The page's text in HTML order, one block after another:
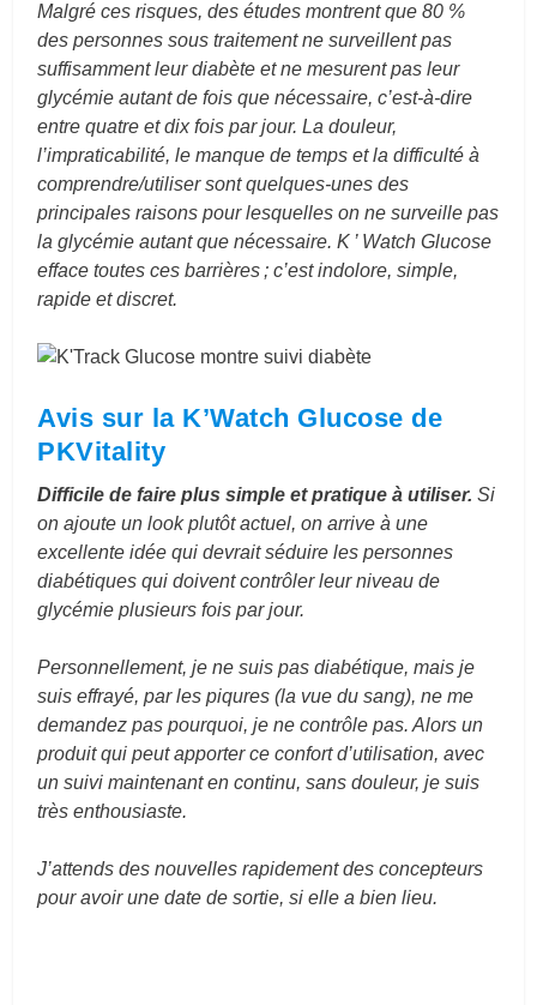
Malgré ces risques, des études montrent que 80 %
des personnes sous traitement ne surveillent pas
suffisamment leur diabète et ne mesurent pas leur
glycémie autant de fois que nécessaire, c’est-à-dire
entre quatre et dix fois par jour. La douleur,
l’impraticabilité, le manque de temps et la difficulté à
comprendre/utiliser sont quelques-unes des
principales raisons pour lesquelles on ne surveille pas
la glycémie autant que nécessaire. K ’ Watch Glucose
efface toutes ces barrières ; c’est indolore, simple,
rapide et discret.
Avis sur la K’Watch Glucose de
PKVitality
Difficile de faire plus simple et pratique à utiliser. Si
on ajoute un look plutôt actuel, on arrive à une
excellente idée qui devrait séduire les personnes
diabétiques qui doivent contrôler leur niveau de
glycémie plusieurs fois par jour.
Personnellement, je ne suis pas diabétique, mais je
suis effrayé, par les piqures (la vue du sang), ne me
demandez pas pourquoi, je ne contrôle pas. Alors un
produit qui peut apporter ce confort d’utilisation, avec
un suivi maintenant en continu, sans douleur, je suis
très enthousiaste.
J’attends des nouvelles rapidement des concepteurs
pour avoir une date de sortie, si elle a bien lieu.